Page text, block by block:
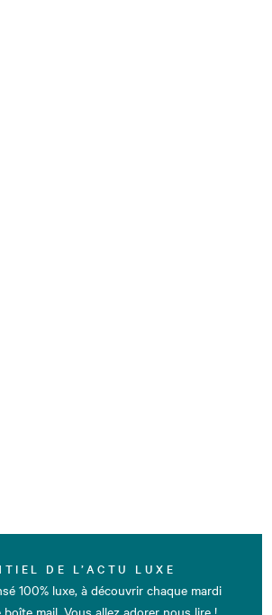
DE L’ACTU LUXE
100% luxe, à découvrir chaque mardi
mail. Vous allez adorer nous lire !